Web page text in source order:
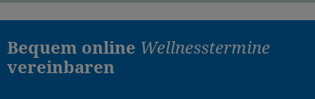
Bequem online Wellnesstermine
vereinbaren